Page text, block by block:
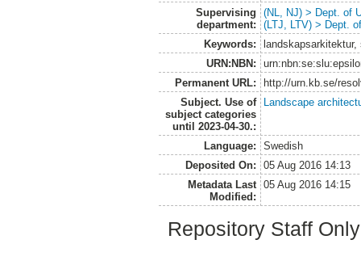
Supervising
department:
(NL, NJ) > Dept. of
(LTJ, LTV) > Dept.
Keywords:
URN:NBN:
Permanent URL:
http://urn.kb.se/
Subject. Use of
subject categories
until 2023-04-30.:
Landscape
Language:
Swedish
Deposited On:
05 Aug 2016 14:13
Metadata Last
Modified:
05 Aug 2016 14:15
Repository Staff